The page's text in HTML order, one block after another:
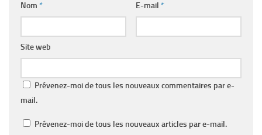
Nom * E-mail *
Site web
Prévenez-moi de tous les nouveaux commentaires par e-
mail.
Prévenez-moi de tous les nouveaux articles par e-mail.